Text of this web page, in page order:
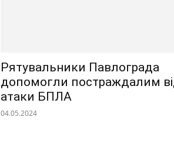
Рятувальники Павлограда
допомогли постраждалим
атаки БПЛА
04.05.2024